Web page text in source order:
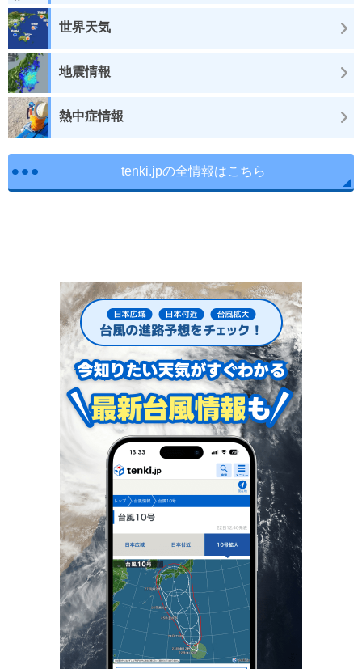
世界天気
地震情報
熱中症情報
tenki.jpの全情報はこちら